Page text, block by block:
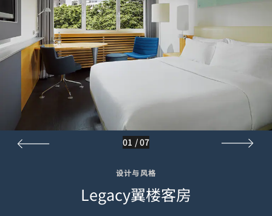
设计与风格
Legacy翼楼客房
01 /07